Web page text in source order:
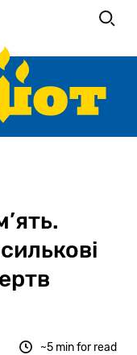
~5 min for read